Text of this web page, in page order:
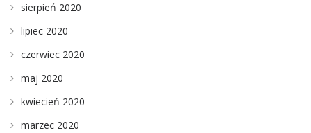
sierpień 2020
lipiec 2020
czerwiec 2020
maj 2020
kwiecień 2020
marzec 2020